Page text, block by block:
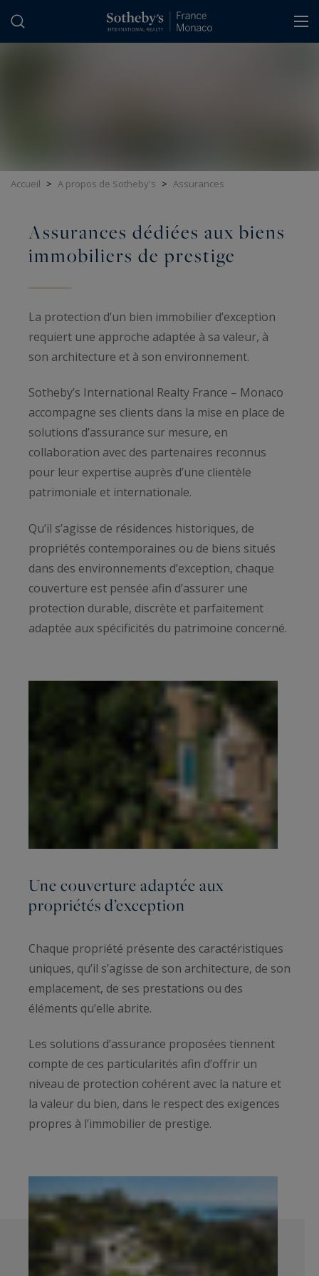
Accueil > A propos de Sotheby's > Assurances
Assurances dédiées aux biens
immobiliers de prestige
La protection d’un bien immobilier d’exception
requiert une approche adaptée à sa valeur, à
son architecture et à son environnement.
Sotheby’s International Realty France – Monaco
accompagne ses clients dans la mise en place de
solutions d’assurance sur mesure, en
collaboration avec des partenaires reconnus
pour leur expertise auprès d’une clientèle
patrimoniale et internationale.
Qu’il s’agisse de résidences historiques, de
propriétés contemporaines ou de biens situés
dans des environnements d’exception, chaque
couverture est pensée afin d’assurer une
protection durable, discrète et parfaitement
adaptée aux spécificités du patrimoine concerné.
Une couverture adaptée aux
propriétés d’exception
Chaque propriété présente des caractéristiques
uniques, qu’il s’agisse de son architecture, de son
emplacement, de ses prestations ou des
éléments qu’elle abrite.
Les solutions d’assurance proposées tiennent
compte de ces particularités afin d’offrir un
niveau de protection cohérent avec la nature et
la valeur du bien, dans le respect des exigences
propres à l’immobilier de prestige.